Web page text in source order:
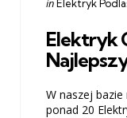
inElektryk
Elektryk
W naszej
ponad 20